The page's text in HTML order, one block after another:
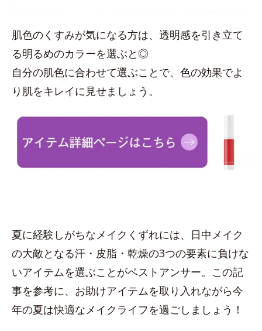
肌色のくすみが気になる方は、透明感を引き立て
る明るめのカラーを選ぶと◎
自分の肌色に合わせて選ぶことで、色の効果でよ
り肌をキレイに見せましょう。
夏に経験しがちなメイクくずれには、日中メイク
の大敵となる汗・皮脂・乾燥の3つの要素に負けな
いアイテムを選ぶことがベストアンサー。この記
事を参考に、お助けアイテムを取り入れながら今
年の夏は快適なメイクライフを過ごしましょう！